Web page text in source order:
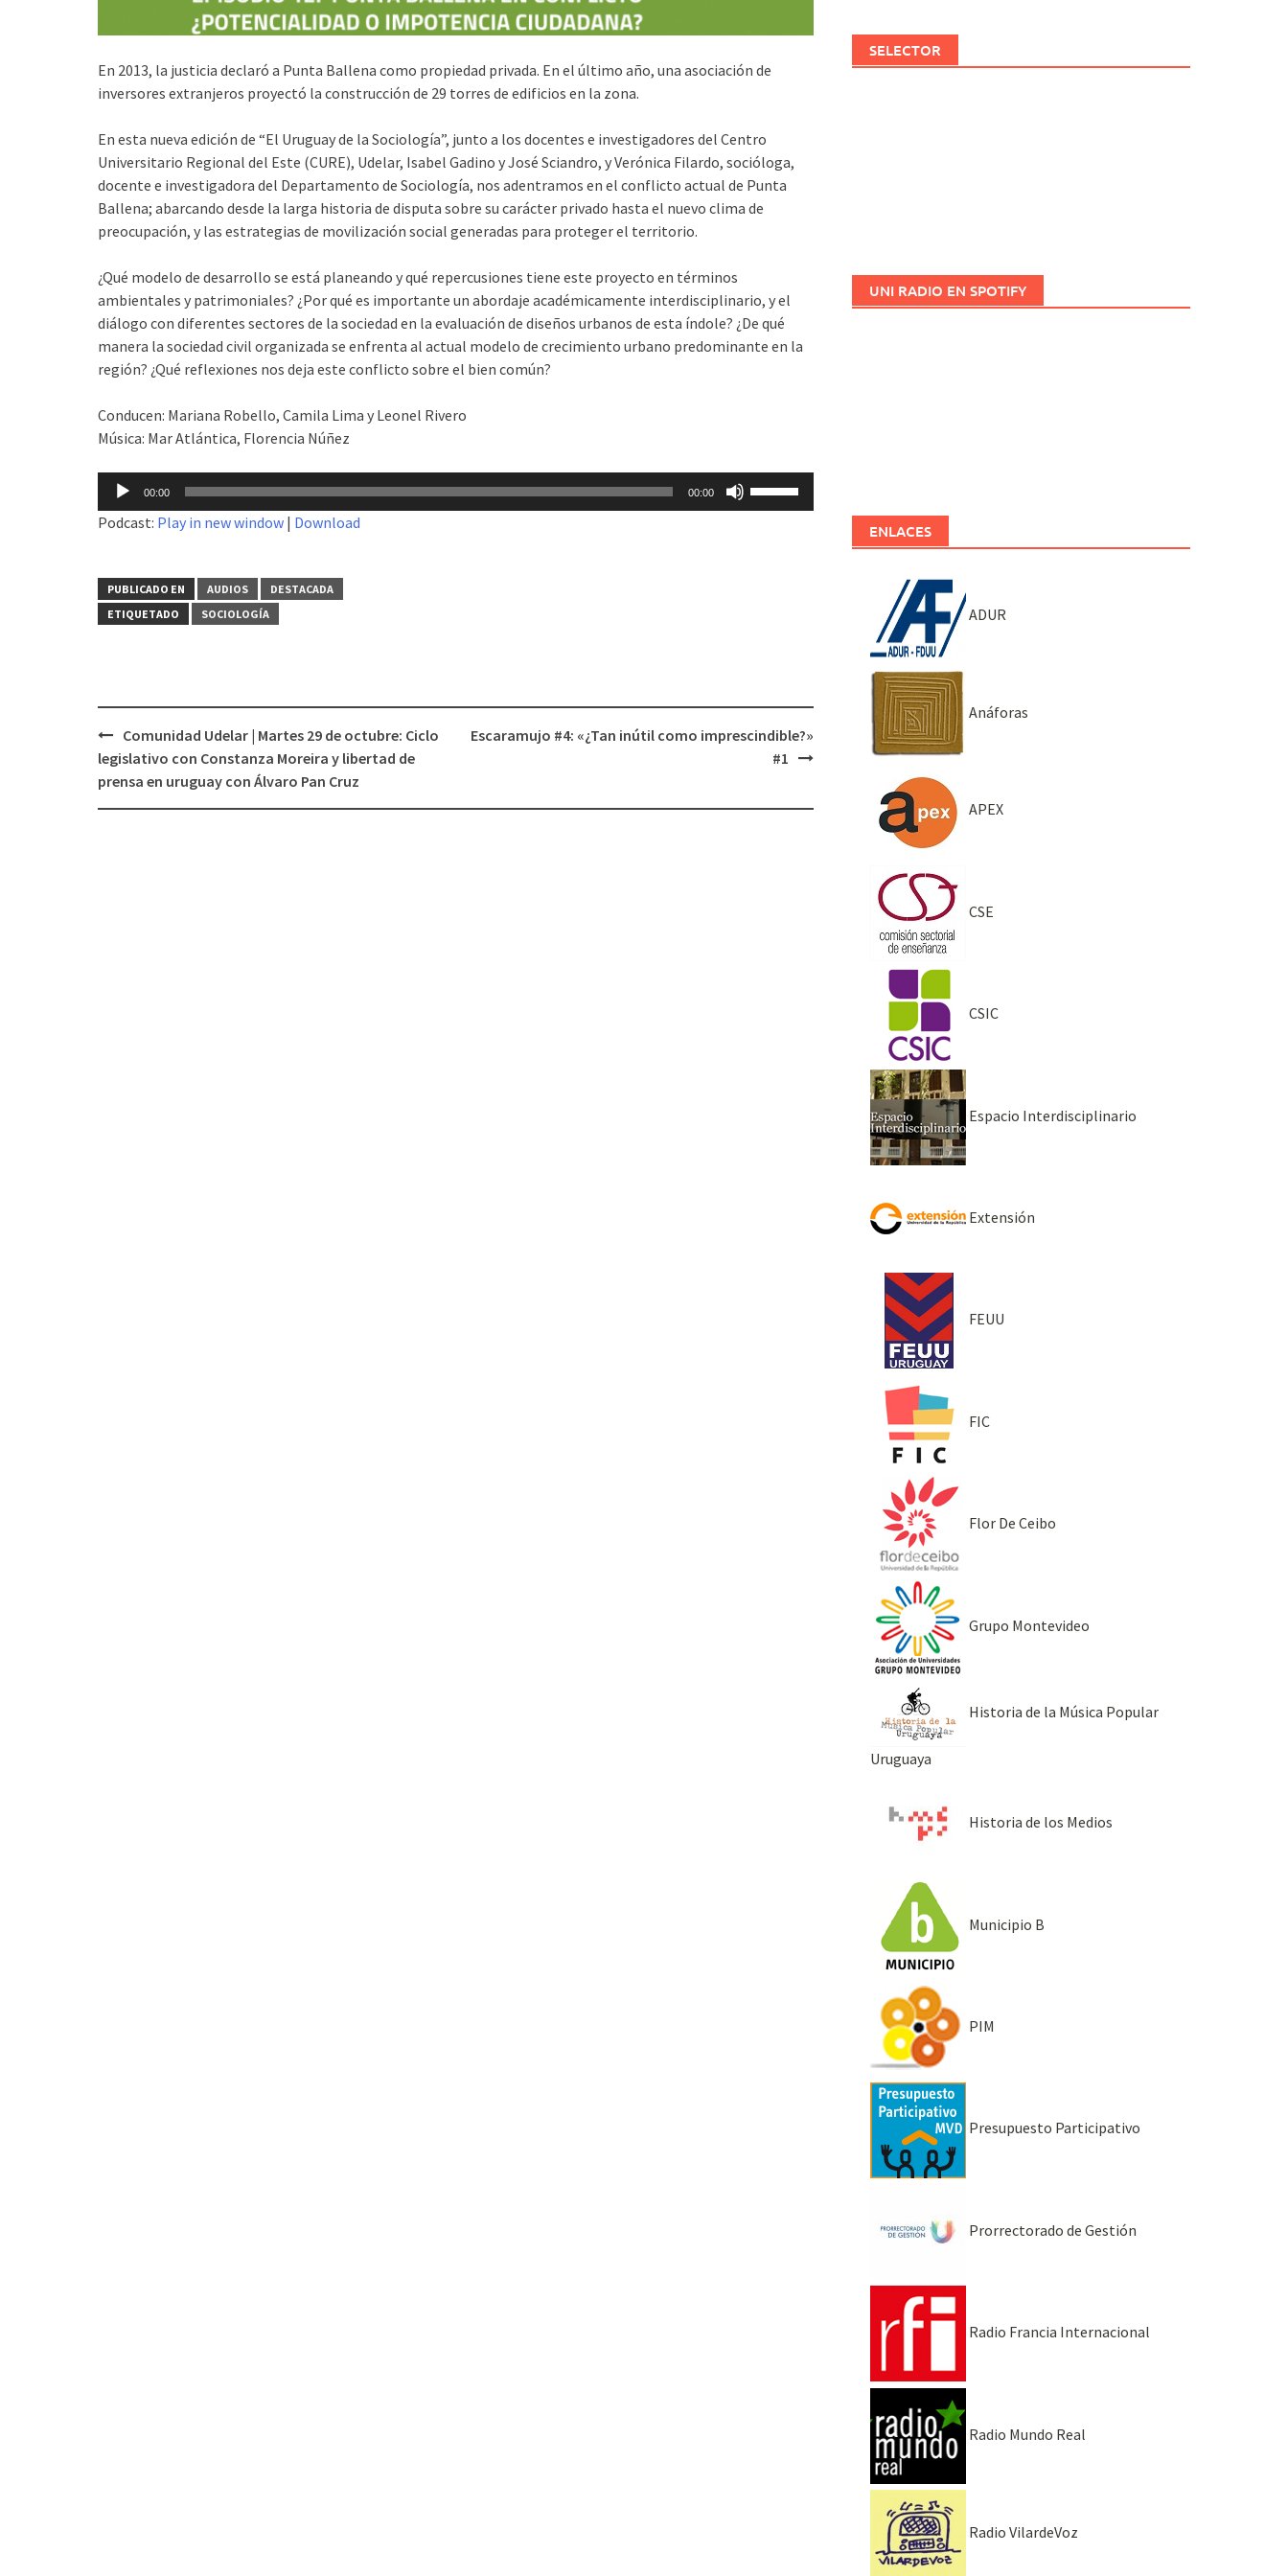
En 2013, la justicia declaró a Punta Ballena como propiedad privada. En el último año, una asociación de
inversores extranjeros proyectó la construcción de 29 torres de edificios en la zona.
En esta nueva edición de “El Uruguay de la Sociología”, junto a los docentes e investigadores del Centro
Universitario Regional del Este (CURE), Udelar, Isabel Gadino y José Sciandro, y Verónica Filardo, socióloga,
docente e investigadora del Departamento de Sociología, nos adentramos en el conflicto actual de Punta
Ballena; abarcando desde la larga historia de disputa sobre su carácter privado hasta el nuevo clima de
preocupación, y las estrategias de movilización social generadas para proteger el territorio.
¿Qué modelo de desarrollo se está planeando y qué repercusiones tiene este proyecto en términos
ambientales y patrimoniales? ¿Por qué es importante un abordaje académicamente interdisciplinario, y el
diálogo con diferentes sectores de la sociedad en la evaluación de diseños urbanos de esta índole? ¿De qué
manera la sociedad civil organizada se enfrenta al actual modelo de crecimiento urbano predominante en la
región? ¿Qué reflexiones nos deja este conflicto sobre el bien común?
Conducen: Mariana Robello, Camila Lima y Leonel Rivero
Música: Mar Atlántica, Florencia Núñez
Reproductor
audio
00:00 00:00
el
volumen.
Podcast: Play in new window | Download
PUBLICADO EN AUDIOS
DESTACADA
ETIQUETADO
SOCIOLOGÍA
Navegación
de
entradas
Comunidad Udelar | Martes 29 de octubre: Ciclo
legislativo con Constanza Moreira y libertad de
prensa en uruguay con Álvaro Pan Cruz
Escaramujo #4: «¿Tan inútil como imprescindible?»
#1
SELECTOR
UNI RADIO EN SPOTIFY
ENLACES
ADUR
Anáforas
APEX
CSE
CSIC
Espacio Interdisciplinario
Extensión
FEUU
FIC
Flor De Ceibo
Grupo Montevideo
Historia de la Música Popular
Uruguaya
Historia de los Medios
Municipio B
PIM
Presupuesto Participativo
Prorrectorado de Gestión
Radio Francia Internacional
Radio Mundo Real
Radio VilardeVoz